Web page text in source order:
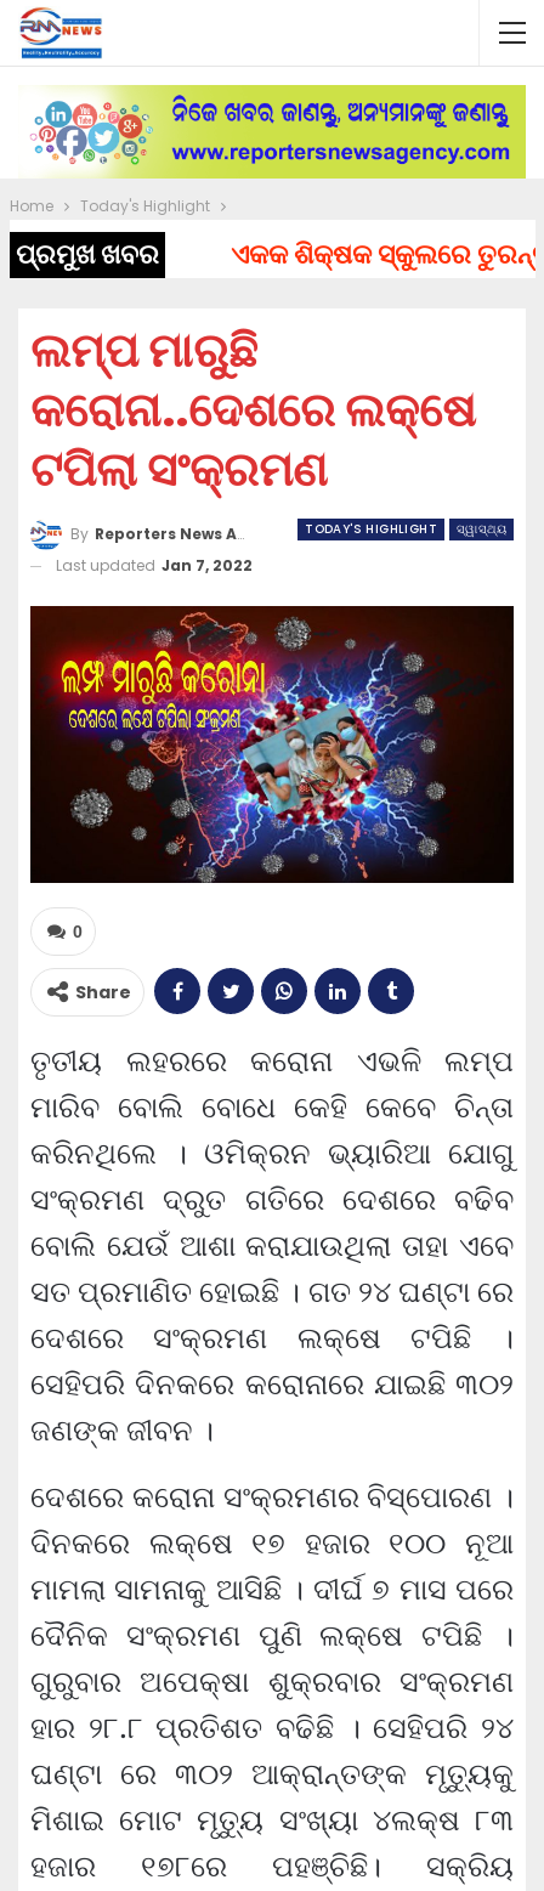
Home Today's Highlight
ପ୍ରମୁଖ ଖବର ଏକକ ଶିକ୍ଷକ ସ୍କୁଲରେ ତୁରନ୍ତ
ଲମ୍ପ ମାରୁଛି
କରୋନା..ଦେଶରେ ଲକ୍ଷେ
ଟପିଲା ସଂକ୍ରମଣ
TODAY'S HIGHLIGHT ସ୍ୱାସ୍ଥ୍ୟ
By Reporters News Agency
Last updated Jan 7, 2022
0
Share
ତୃତୀୟ ଲହରରେ କରୋନା ଏଭଳି ଲମ୍ପ
ମାରିବ ବୋଲି ବୋଧେ କେହି କେବେ ଚିନ୍ତା
କରିନଥିଲେ । ଓମିକ୍ରନ ଭ୍ୟାରିଆ ଯୋଗୁ
ସଂକ୍ରମଣ ଦ୍ରୁତ ଗତିରେ ଦେଶରେ ବଢିବ
ବୋଲି ଯେଉଁ ଆଶା କରାଯାଉଥିଲା ତାହା ଏବେ
ସତ ପ୍ରମାଣିତ ହୋଇଛି । ଗତ ୨୪ ଘଣ୍ଟା ରେ
ଦେଶରେ ସଂକ୍ରମଣ ଲକ୍ଷେ ଟପିଛି ।
ସେହିପରି ଦିନକରେ କରୋନାରେ ଯାଇଛି ୩୦୨
ଜଣଙ୍କ ଜୀବନ ।
ଦେଶରେ କରୋନା ସଂକ୍ରମଣର ବିସ୍ପୋରଣ ।
ଦିନକରେ ଲକ୍ଷେ ୧୭ ହଜାର ୧୦୦ ନୂଆ
ମାମଲା ସାମନାକୁ ଆସିଛି । ଦୀର୍ଘ ୭ ମାସ ପରେ
ଦୈନିକ ସଂକ୍ରମଣ ପୁଣି ଲକ୍ଷେ ଟପିଛି ।
ଗୁରୁବାର ଅପେକ୍ଷା ଶୁକ୍ରବାର ସଂକ୍ରମଣ
ହାର ୨୮.୮ ପ୍ରତିଶତ ବଢିଛି । ସେହିପରି ୨୪
ଘଣ୍ଟା ରେ ୩୦୨ ଆକ୍ରାନ୍ତଙ୍କ ମୃତ୍ୟୁକୁ
ମିଶାଇ ମୋଟ ମୃତ୍ୟୁ ସଂଖ୍ୟା ୪ଲକ୍ଷ ୮୩
ହଜାର ୧୭୮ରେ ପହଞ୍ଚିଛି। ସକ୍ରିୟ